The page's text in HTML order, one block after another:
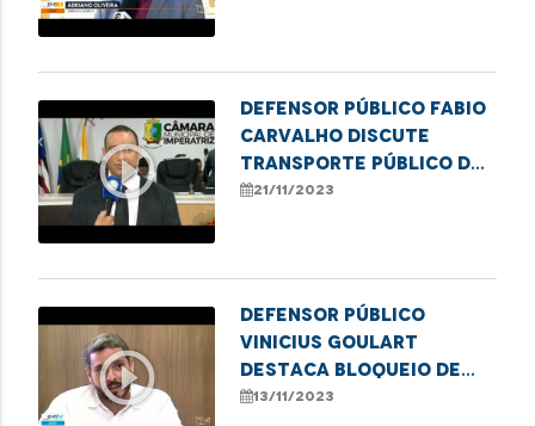
play_circle_outline
Defensor público Fabio
Carvalho discute
transporte público de
Imperatriz em audiência
21/11/2023
play_circle_outline
Defensor público
Vinicius Goulart
destaca bloqueio de
verbas para
13/11/2023